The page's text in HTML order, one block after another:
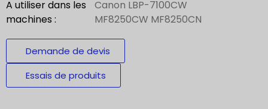
A utiliser dans les
machines :
Canon LBP-7100CW
MF8250CW MF8250CN
Demande de devis
Essais de produits